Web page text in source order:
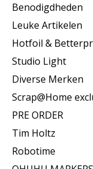
Benodigdheden
Leuke Artikelen
Hotfoil &
Studio Light
Diverse Merken
Scrap@Home
PRE ORDER
Tim Holtz
Robotime